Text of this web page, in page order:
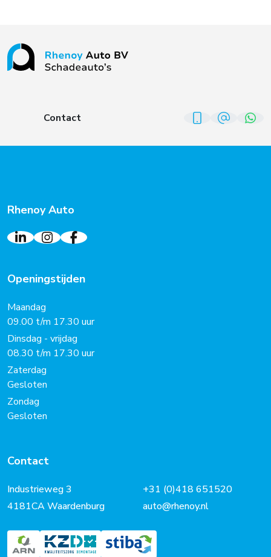
Contact
Rhenoy Auto
Openingstijden
Maandag
09.00 t/m 17.30 uur
Dinsdag - vrijdag
08.30 t/m 17.30 uur
Zaterdag
Gesloten
Zondag
Gesloten
Contact
Industrieweg 3
4181CA Waardenburg
+31 (0)418 651520
auto@rhenoy.nl